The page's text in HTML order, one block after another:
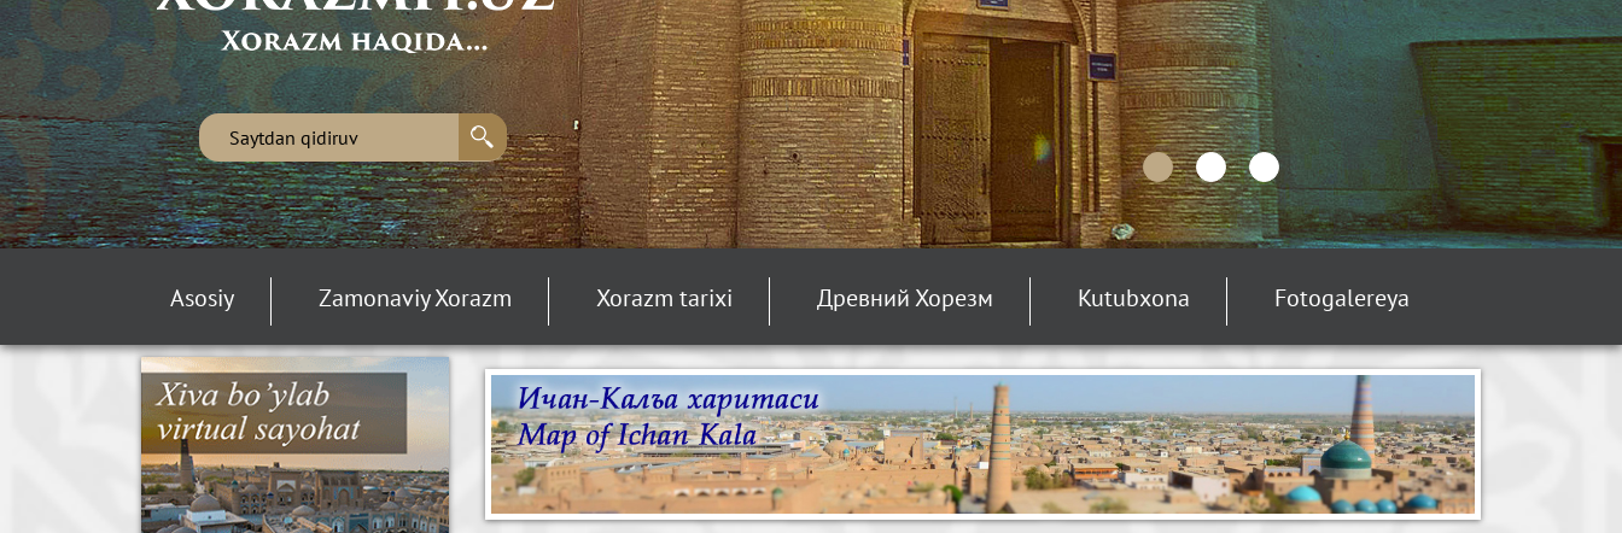
Asosiy Zamonaviy Xorazm Xorazm tarixi Древний Хорезм Kutubxona Fotogalereya